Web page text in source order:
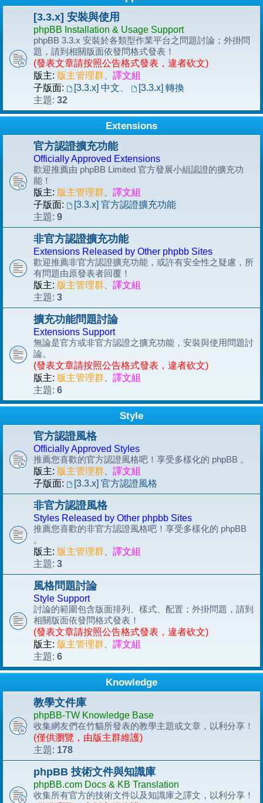
[3.3.x] 安裝與使用
phpBB Installation & Usage Support
phpBB 3.3.x 安裝於各類型作業平台之問題討論；外掛問
題，請到相關版面依發問格式發表！
(發表文章請按照公告格式發表，違者砍文)
版主: 版主管理群
譯文組
子版面:
[3.3.x] 中文
[3.3.x] 轉換
主題: 32
Extensions
官方認證擴充功能
Officially Approved Extensions
歡迎推薦由 phpBB Limited 官方發展小組認證的擴充功
能！
版主: 版主管理群
譯文組
子版面:
[3.3.x] 官方認證擴充功能
主題: 9
非官方認證擴充功能
Extensions Released by Other phpbb Sites
歡迎推薦非官方認證擴充功能，或許有安全性之疑慮，所
有問題由原發表者回覆！
版主: 版主管理群
譯文組
主題: 3
擴充功能問題討論
Extensions Support
無論是官方或非官方認證之擴充功能，安裝與使用問題討
論。
(發表文章請按照公告格式發表，違者砍文)
版主: 版主管理群
譯文組
主題: 6
Style
官方認證風格
Officially Approved Styles
推薦您喜歡的官方認證風格吧！享受多樣化的 phpBB 。
版主: 版主管理群
譯文組
子版面:
[3.3.x] 官方認證風格
非官方認證風格
Styles Released by Other phpbb Sites
推薦您喜歡的非官方認證風格吧！享受多樣化的 phpBB
。
版主: 版主管理群
譯文組
主題: 3
風格問題討論
Style Support
討論的範圍包含版面排列、樣式、配置；外掛問題，請到
相關版面依發問格式發表！
(發表文章請按照公告格式發表，違者砍文)
版主: 版主管理群
譯文組
主題: 6
Knowledge
教學文件庫
phpBB-TW Knowledge Base
收集網友們在竹貓所發表的教學主題或文章，以利分享！
(僅供瀏覽，由版主群維護)
主題: 178
phpBB 技術文件與知識庫
phpBB.com Docs & KB Translation
收集所有官方的技術文件以及知識庫之譯文，以利分享！